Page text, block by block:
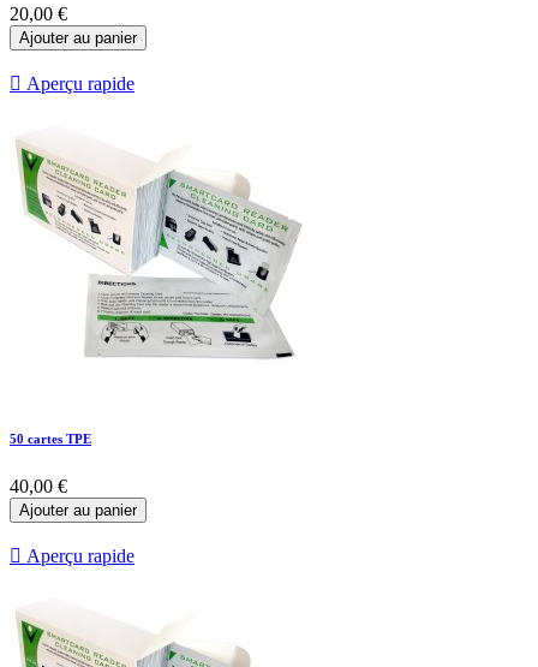
20,00 €
Ajouter au panier
 Aperçu rapide
50 cartes TPE
40,00 €
Ajouter au panier
 Aperçu rapide